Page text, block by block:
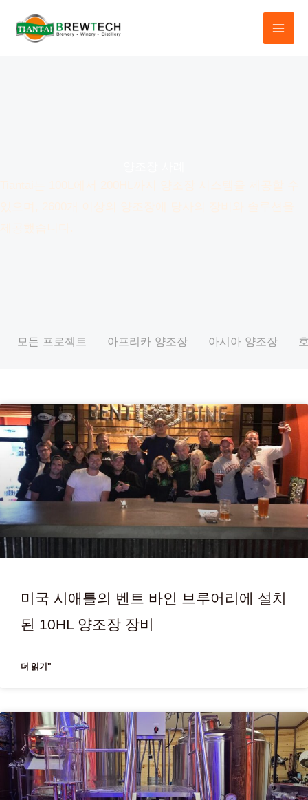
모든 프로젝트 아프리카 양조장 아시아 양조장
미국 시애틀의 벤트 바인 브루어리에 설치
된 10HL 양조장 장비
더 읽기"
페
이
지
페
이
지
페
이
지